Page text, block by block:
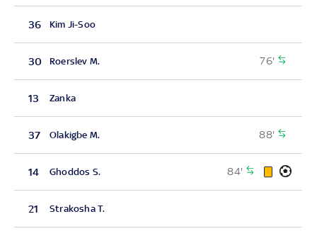
36 Kim Ji-Soo
30 Roerslev M. 76'
13 Zanka
37 Olakigbe M. 88'
14 Ghoddos S. 84'
21 Strakosha T.